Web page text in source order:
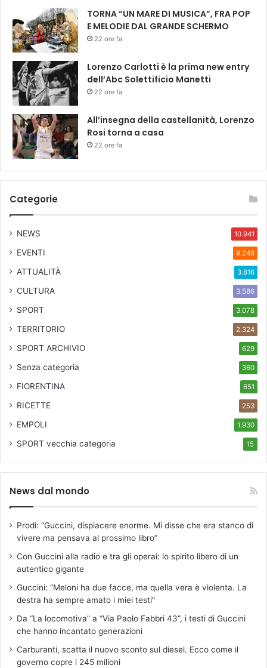
d
e
c
o
m
u
n
TORNA “UN MARE DI MUSICA”, FRA POP
E MELODIE DAL GRANDE SCHERMO
22 ore fa
Lorenzo Carlotti è la prima new entry
dell’Abc Solettificio Manetti
22 ore fa
All’insegna della castellanità, Lorenzo
Rosi torna a casa
22 ore fa
Categorie
NEWS 10.941
EVENTI 9.246
ATTUALITÀ 3.816
CULTURA 3.586
SPORT 3.078
TERRITORIO 2.324
SPORT ARCHIVIO 629
Senza categoria 360
FIORENTINA 651
RICETTE 253
EMPOLI 1.930
SPORT vecchia categoria 15
News dal mondo
Prodi: “Guccini, dispiacere enorme. Mi disse che era stanco di
vivere ma pensava al prossimo libro”
Con Guccini alla radio e tra gli operai: lo spirito libero di un
autentico gigante
Guccini: “Meloni ha due facce, ma quella vera è violenta. La
destra ha sempre amato i miei testi”
Da “La locomotiva” a “Via Paolo Fabbri 43”, i testi di Guccini
che hanno incantato generazioni
Carburanti, scatta il nuovo sconto sul diesel. Ecco come il
governo copre i 245 milioni